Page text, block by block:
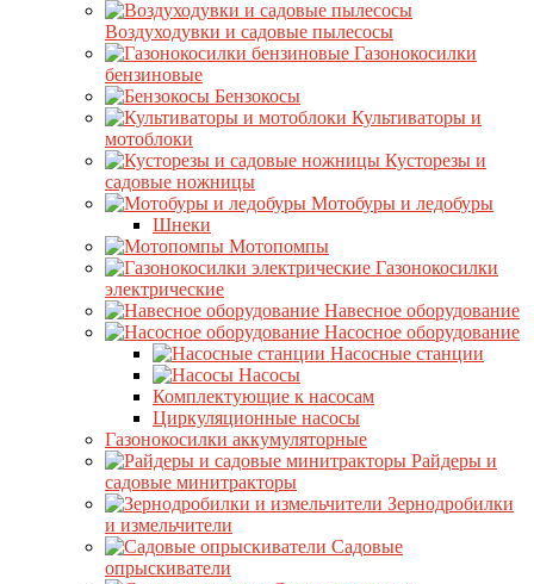
Воздуходувки и садовые пылесосы
Газонокосилки
бензиновые
Бензокосы
Культиваторы и
мотоблоки
Кусторезы и
садовые ножницы
Мотобуры и ледобуры
Шнеки
Мотопомпы
Газонокосилки
электрические
Навесное оборудование
Насосное оборудование
Насосные станции
Насосы
Комплектующие к насосам
Циркуляционные насосы
Газонокосилки аккумуляторные
Райдеры и
садовые минитракторы
Зернодробилки
и измельчители
Садовые
опрыскиватели